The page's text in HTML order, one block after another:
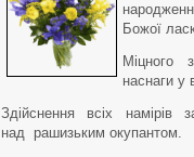
Божої
Міцного
наснаги у
Здійснення всіх намірів
над рашизьким окупантом.